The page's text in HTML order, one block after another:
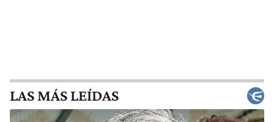
LAS MÁS LEÍDAS